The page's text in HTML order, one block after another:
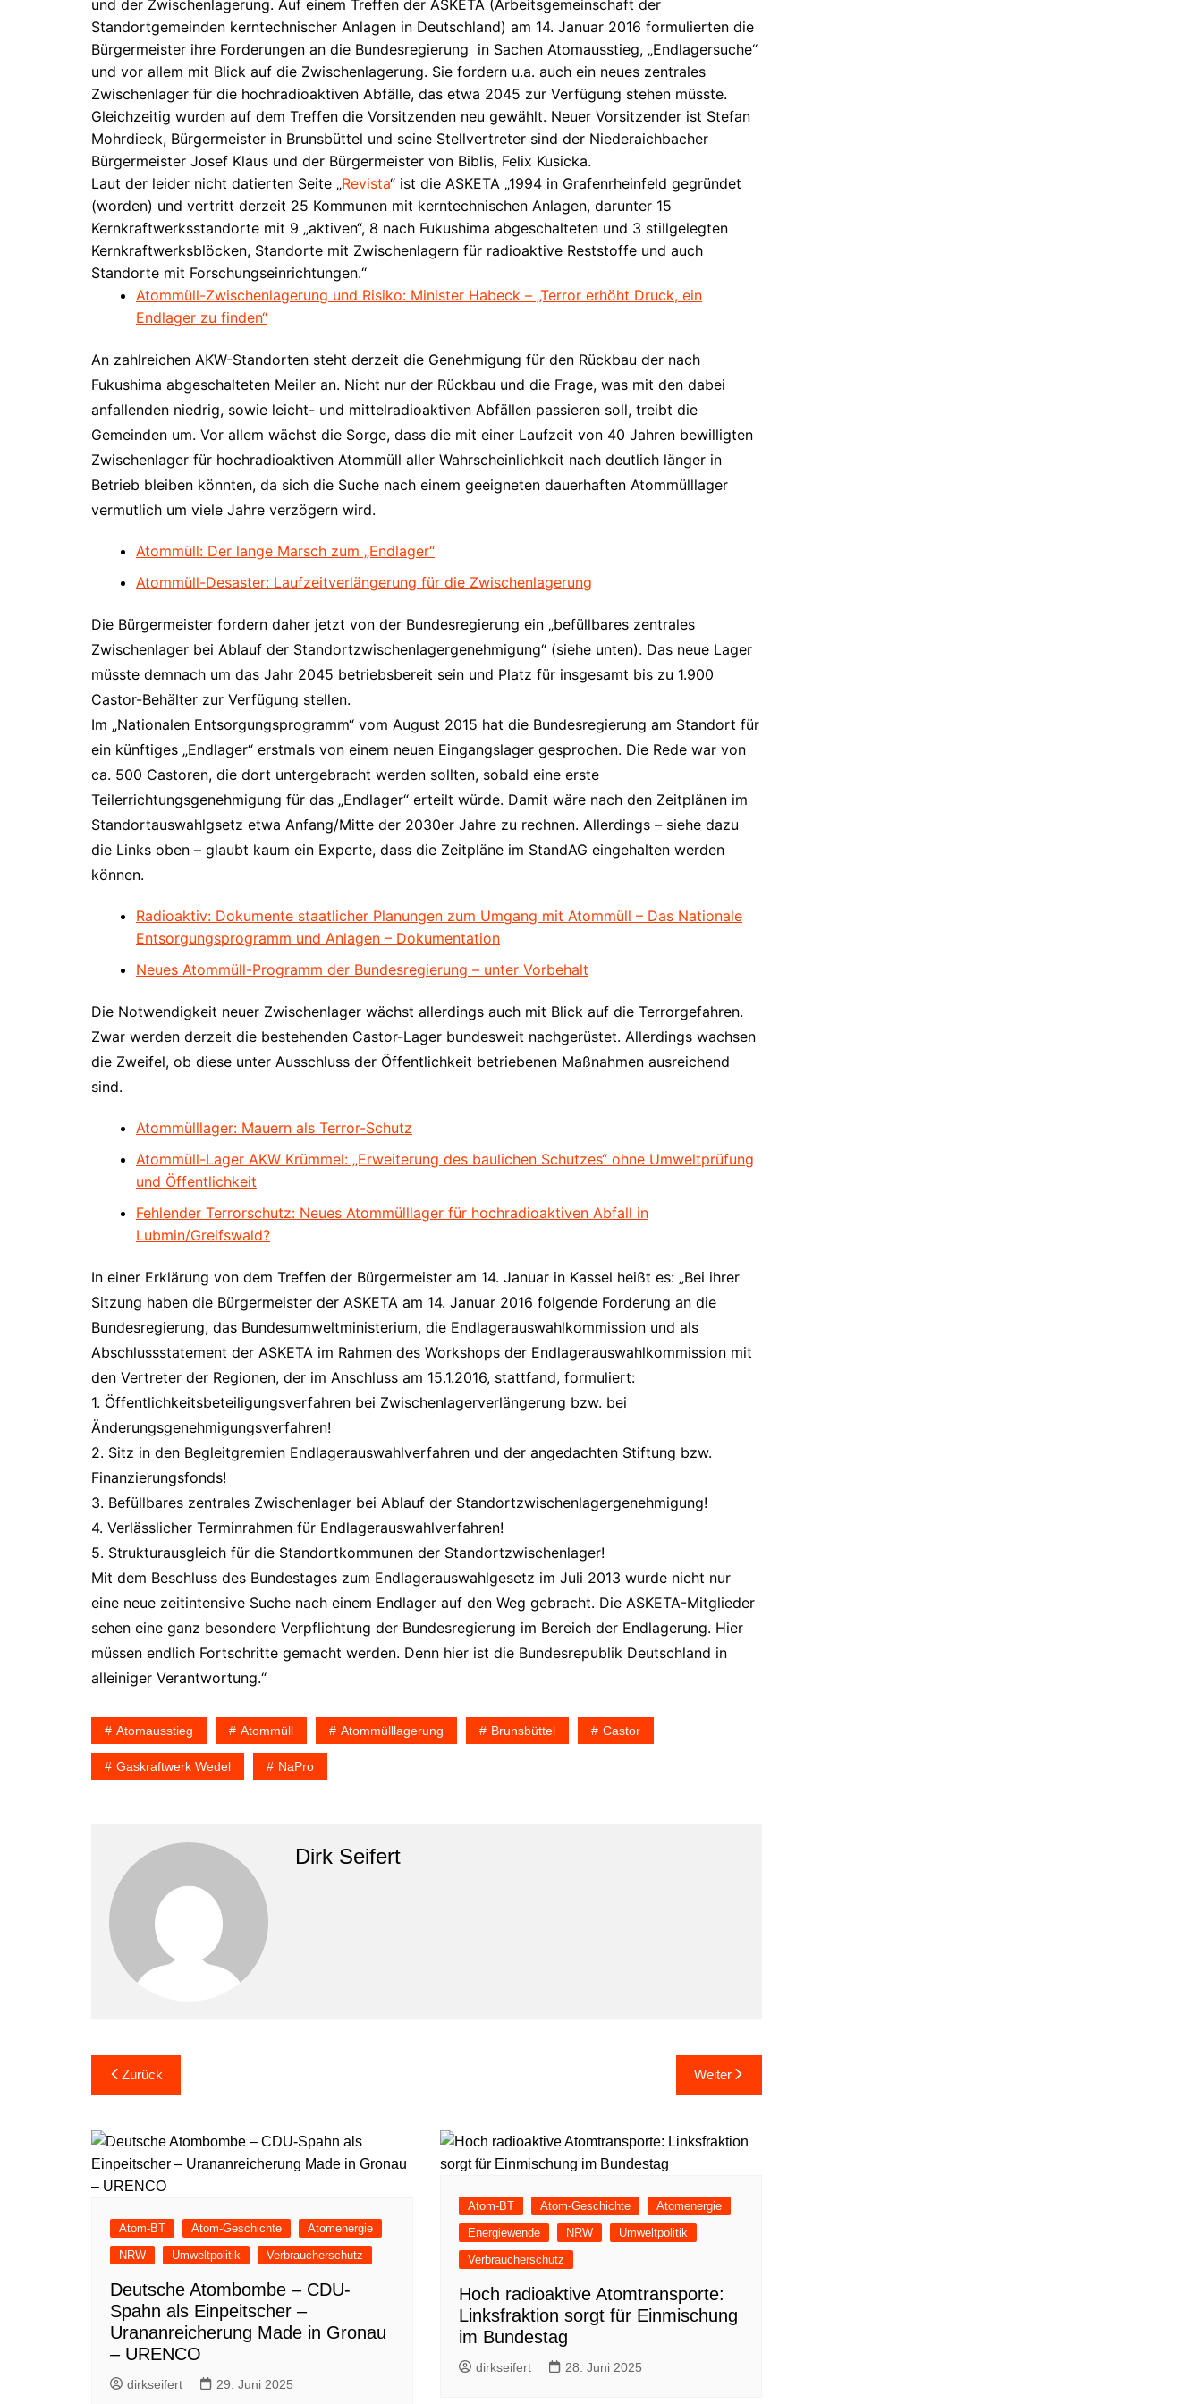
und der Zwischenlagerung. Auf einem Treffen der ASKETA (Arbeitsgemeinschaft der
Standortgemeinden kerntechnischer Anlagen in Deutschland) am 14. Januar 2016 formulierten die
Bürgermeister ihre Forderungen an die Bundesregierung in Sachen Atomausstieg, „Endlagersuche“
und vor allem mit Blick auf die Zwischenlagerung. Sie fordern u.a. auch ein neues zentrales
Zwischenlager für die hochradioaktiven Abfälle, das etwa 2045 zur Verfügung stehen müsste.
Gleichzeitig wurden auf dem Treffen die Vorsitzenden neu gewählt. Neuer Vorsitzender ist Stefan
Mohrdieck, Bürgermeister in Brunsbüttel und seine Stellvertreter sind der Niederaichbacher
Bürgermeister Josef Klaus und der Bürgermeister von Biblis, Felix Kusicka.
Laut der leider nicht datierten Seite „Revista“ ist die ASKETA „1994 in Grafenrheinfeld gegründet
(worden) und vertritt derzeit 25 Kommunen mit kerntechnischen Anlagen, darunter 15
Kernkraftwerksstandorte mit 9 „aktiven“, 8 nach Fukushima abgeschalteten und 3 stillgelegten
Kernkraftwerksblöcken, Standorte mit Zwischenlagern für radioaktive Reststoffe und auch
Standorte mit Forschungseinrichtungen.“
Atommüll-Zwischenlagerung und Risiko: Minister Habeck – „Terror erhöht Druck, ein
Endlager zu finden“
An zahlreichen AKW-Standorten steht derzeit die Genehmigung für den Rückbau der nach
Fukushima abgeschalteten Meiler an. Nicht nur der Rückbau und die Frage, was mit den dabei
anfallenden niedrig, sowie leicht- und mittelradioaktiven Abfällen passieren soll, treibt die
Gemeinden um. Vor allem wächst die Sorge, dass die mit einer Laufzeit von 40 Jahren bewilligten
Zwischenlager für hochradioaktiven Atommüll aller Wahrscheinlichkeit nach deutlich länger in
Betrieb bleiben könnten, da sich die Suche nach einem geeigneten dauerhaften Atommülllager
vermutlich um viele Jahre verzögern wird.
Atommüll: Der lange Marsch zum „Endlager“
Atommüll-Desaster: Laufzeitverlängerung für die Zwischenlagerung
Die Bürgermeister fordern daher jetzt von der Bundesregierung ein „befüllbares zentrales
Zwischenlager bei Ablauf der Standortzwischenlagergenehmigung“ (siehe unten). Das neue Lager
müsste demnach um das Jahr 2045 betriebsbereit sein und Platz für insgesamt bis zu 1.900
Castor-Behälter zur Verfügung stellen.
Im „Nationalen Entsorgungsprogramm“ vom August 2015 hat die Bundesregierung am Standort für
ein künftiges „Endlager“ erstmals von einem neuen Eingangslager gesprochen. Die Rede war von
ca. 500 Castoren, die dort untergebracht werden sollten, sobald eine erste
Teilerrichtungsgenehmigung für das „Endlager“ erteilt würde. Damit wäre nach den Zeitplänen im
Standortauswahlgsetz etwa Anfang/Mitte der 2030er Jahre zu rechnen. Allerdings – siehe dazu
die Links oben – glaubt kaum ein Experte, dass die Zeitpläne im StandAG eingehalten werden
können.
Radioaktiv: Dokumente staatlicher Planungen zum Umgang mit Atommüll – Das Nationale
Entsorgungsprogramm und Anlagen – Dokumentation
Neues Atommüll-Programm der Bundesregierung – unter Vorbehalt
Die Notwendigkeit neuer Zwischenlager wächst allerdings auch mit Blick auf die Terrorgefahren.
Zwar werden derzeit die bestehenden Castor-Lager bundesweit nachgerüstet. Allerdings wachsen
die Zweifel, ob diese unter Ausschluss der Öffentlichkeit betriebenen Maßnahmen ausreichend
sind.
Atommülllager: Mauern als Terror-Schutz
Atommüll-Lager AKW Krümmel: „Erweiterung des baulichen Schutzes“ ohne Umweltprüfung
und Öffentlichkeit
Fehlender Terrorschutz: Neues Atommülllager für hochradioaktiven Abfall in
Lubmin/Greifswald?
In einer Erklärung von dem Treffen der Bürgermeister am 14. Januar in Kassel heißt es: „Bei ihrer
Sitzung haben die Bürgermeister der ASKETA am 14. Januar 2016 folgende Forderung an die
Bundesregierung, das Bundesumweltministerium, die Endlagerauswahlkommission und als
Abschlussstatement der ASKETA im Rahmen des Workshops der Endlagerauswahlkommission mit
den Vertreter der Regionen, der im Anschluss am 15.1.2016, stattfand, formuliert:
1. Öffentlichkeitsbeteiligungsverfahren bei Zwischenlagerverlängerung bzw. bei
Änderungsgenehmigungsverfahren!
2. Sitz in den Begleitgremien Endlagerauswahlverfahren und der angedachten Stiftung bzw.
Finanzierungsfonds!
3. Befüllbares zentrales Zwischenlager bei Ablauf der Standortzwischenlagergenehmigung!
4. Verlässlicher Terminrahmen für Endlagerauswahlverfahren!
5. Strukturausgleich für die Standortkommunen der Standortzwischenlager!
Mit dem Beschluss des Bundestages zum Endlagerauswahlgesetz im Juli 2013 wurde nicht nur
eine neue zeitintensive Suche nach einem Endlager auf den Weg gebracht. Die ASKETA-Mitglieder
sehen eine ganz besondere Verpflichtung der Bundesregierung im Bereich der Endlagerung. Hier
müssen endlich Fortschritte gemacht werden. Denn hier ist die Bundesrepublik Deutschland in
alleiniger Verantwortung.“
Atomausstieg Atommüll Atommülllagerung Brunsbüttel Castor
Gaskraftwerk Wedel NaPro
Dirk Seifert
Beitragsnavigation
Zurück Weiter
Atom-BT Atom-Geschichte
Atomenergie
NRW
Umweltpolitik Verbraucherschutz
Deutsche Atombombe – CDU-
Spahn als Einpeitscher –
Urananreicherung Made in Gronau
– URENCO
dirkseifert 29. Juni 2025
Atom-BT Atom-Geschichte
Atomenergie
Energiewende
NRW
Umweltpolitik
Verbraucherschutz
Hoch radioaktive Atomtransporte:
Linksfraktion sorgt für Einmischung
im Bundestag
dirkseifert 28. Juni 2025